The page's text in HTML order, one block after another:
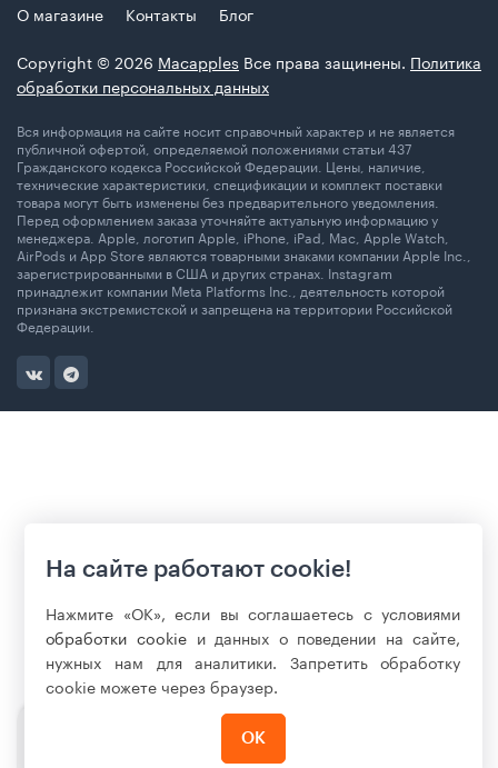
О магазине
Контакты
Блог
Copyright © 2026 Macapples Все права защинены. Политика
обработки персональных данных
Вся информация на сайте носит справочный характер и не является
публичной офертой, определяемой положениями статьи 437
Гражданского кодекса Российской Федерации. Цены, наличие,
технические характеристики, спецификации и комплект поставки
товара могут быть изменены без предварительного уведомления.
Перед оформлением заказа уточняйте актуальную информацию у
менеджера. Apple, логотип Apple, iPhone, iPad, Mac, Apple Watch,
AirPods и App Store являются товарными знаками компании Apple Inc.,
зарегистрированными в США и других странах. Instagram
принадлежит компании Meta Platforms Inc., деятельность которой
признана экстремистской и запрещена на территории Российской
Федерации.
На сайте работают cookie!
Нажмите «ОК», если вы соглашаетесь с условиями
обработки cookie и данных о поведении на сайте,
нужных нам для аналитики. Запретить обработку
cookie можете через браузер.
ОК